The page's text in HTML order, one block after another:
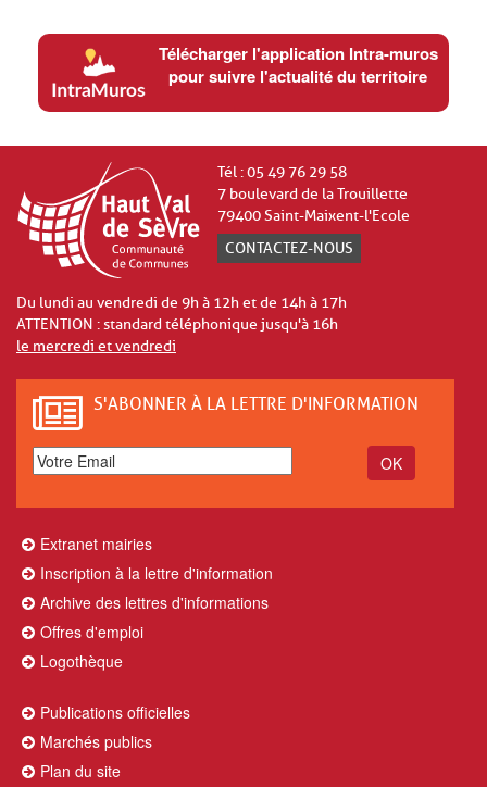
Télécharger l'application Intra-muros
pour suivre l'actualité du territoire
Tél : 05 49 76 29 58
7 boulevard de la Trouillette
79400 Saint-Maixent-l'Ecole
CONTACTEZ-NOUS
Du lundi au vendredi de 9h à 12h et de 14h à 17h
ATTENTION : standard téléphonique jusqu'à 16h
le mercredi et vendredi
S'ABONNER À LA LETTRE D'INFORMATION
Extranet mairies
Inscription à la lettre d'information
Archive des lettres d'informations
Offres d'emploi
Logothèque
Publications officielles
Marchés publics
Plan du site